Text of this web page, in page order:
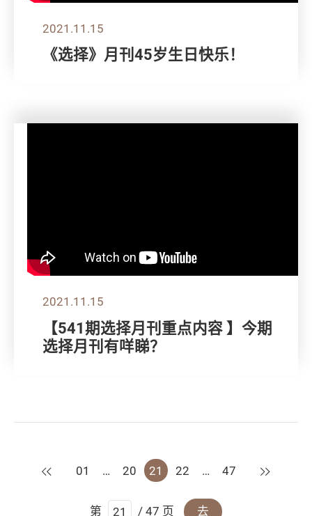
2021.11.15
《选择》月刊45岁生日快乐！
2021.11.15
【541期选择月刊重点内容 】今期
选择月刊有咩睇？
上一页
01 … 20 21 22 … 47 下一页
第 / 47 页 去